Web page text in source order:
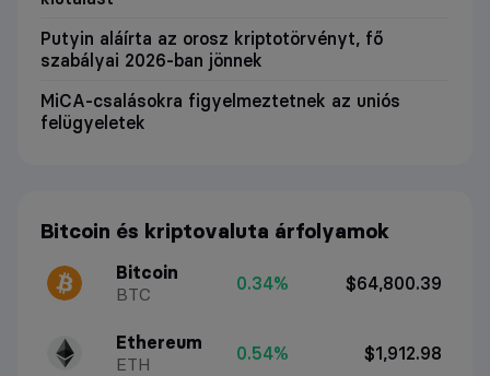
Putyin aláírta az orosz kriptotörvényt, fő
szabályai 2026-ban jönnek
MiCA-csalásokra figyelmeztetnek az uniós
felügyeletek
Bitcoin és kriptovaluta árfolyamok
Bitcoin
BTC
0.34% $64,800.39
Ethereum
ETH
0.54% $1,912.98